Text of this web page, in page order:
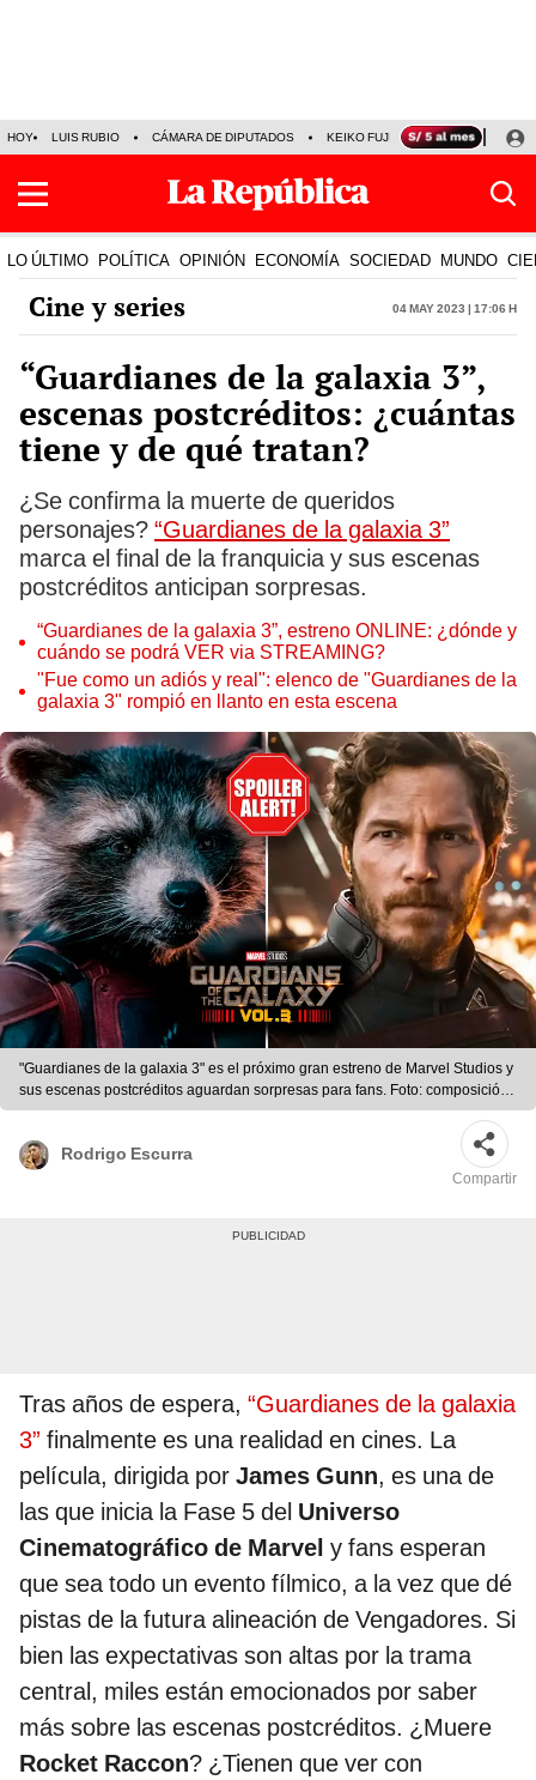
HOY LUIS RUBIO CÁMARA DE DIPUTADOS KEIKO FUJIMORI LA BELLA
LO ÚLTIMO POLÍTICA OPINIÓN ECONOMÍA SOCIEDAD MUNDO
Cine y series 04 May 2023 | 17:06 h
“Guardianes de la galaxia 3”,
escenas postcréditos: ¿cuántas
tiene y de qué tratan?
¿Se confirma la muerte de queridos
personajes? “Guardianes de la galaxia 3”
marca el final de la franquicia y sus escenas
postcréditos anticipan sorpresas.
“Guardianes de la galaxia 3”, estreno ONLINE: ¿dónde y
cuándo se podrá VER via STREAMING?
"Fue como un adiós y real": elenco de "Guardianes de la
galaxia 3" rompió en llanto en esta escena
"Guardianes de la galaxia 3" es el próximo gran estreno de Marvel Studios y
sus escenas postcréditos aguardan sorpresas para fans. Foto: composición
LR/Marvel Studios
Rodrigo Escurra
Compartir
Tras años de espera, “Guardianes de la galaxia
3” finalmente es una realidad en cines. La
película, dirigida por James Gunn, es una de
las que inicia la Fase 5 del Universo
Cinematográfico de Marvel y fans esperan
que sea todo un evento fílmico, a la vez que dé
pistas de la futura alineación de Vengadores. Si
bien las expectativas son altas por la trama
central, miles están emocionados por saber
más sobre las escenas postcréditos. ¿Muere
Rocket Raccon? ¿Tienen que ver con